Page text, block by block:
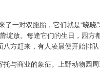
一对双胞胎，它们就是“晓
绽放。每逢它们的生日，园
方赶来，有人凌晨便开始排
与商业的象征。上野动物园